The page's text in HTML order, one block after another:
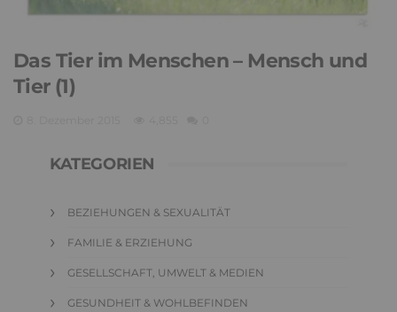
Das Tier im Menschen – Mensch und
Tier (1)
KATEGORIEN
BEZIEHUNGEN & SEXUALITÄT
FAMILIE & ERZIEHUNG
GESELLSCHAFT, UMWELT & MEDIEN
GESUNDHEIT & WOHLBEFINDEN